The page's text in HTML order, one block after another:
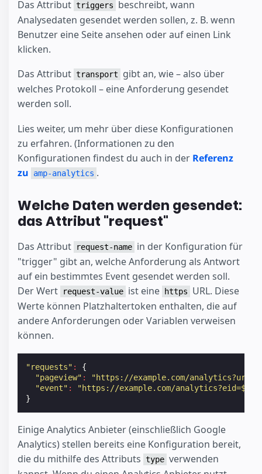
Das Attribut triggers
beschreibt, wann
Analysedaten gesendet werden sollen, z. B. wenn
Benutzer eine Seite ansehen oder auf einen Link
klicken.
Das Attribut transport
gibt an, wie – also über
welches Protokoll – eine Anforderung gesendet
werden soll.
Lies weiter, um mehr über diese Konfigurationen
zu erfahren. (Informationen zu den
Konfigurationen findest du auch in der Referenz
zu
amp-analytics .
Welche Daten werden gesendet:
das Attribut "request"
Das Attribut request-name in der Konfiguration für
"trigger" gibt an, welche Anforderung als Antwort
auf ein bestimmtes Event gesendet werden soll.
Der Wert
request-value ist eine https
URL. Diese
Werte können Platzhaltertoken enthalten, die auf
andere Anforderungen oder Variablen verweisen
können.
"requests" :
{
"pageview" :
"https://example.com/
"event" :
"https://example.com/
}
Einige Analytics Anbieter (einschließlich Google
Analytics) stellen bereits eine Konfiguration bereit,
die du mithilfe des Attributs type verwenden